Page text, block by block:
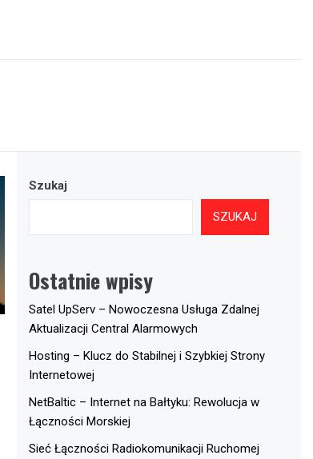
Szukaj
SZUKAJ
Ostatnie wpisy
Satel UpServ – Nowoczesna Usługa Zdalnej
Aktualizacji Central Alarmowych
Hosting – Klucz do Stabilnej i Szybkiej Strony
Internetowej
NetBaltic – Internet na Bałtyku: Rewolucja w
Łączności Morskiej
Sieć Łączności Radiokomunikacji Ruchomej